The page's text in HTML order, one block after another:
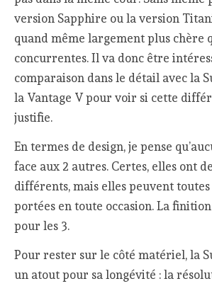
version Sapphire ou la version
quand même largement plus chère
concurrentes. Il va donc être
comparaison dans le détail avec la
la Vantage V pour voir si cette
justifie.
En termes de design, je pense
face aux 2 autres. Certes, elles ont
différents, mais elles peuvent toutes
portées en toute occasion. La
pour les 3.
Pour rester sur le côté matériel, la
un atout pour sa longévité : la